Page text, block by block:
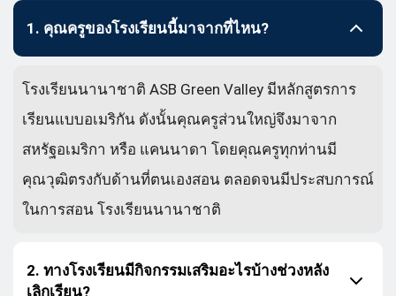
1. คุณครูของโรงเรียนนี้มาจากที่ไหน?
โรงเรียนนานาชาติ ASB Green Valley มีหลักสูตรการ
เรียนแบบอเมริกัน ดังนั้นคุณครูส่วนใหญ่จึงมาจาก
สหรัฐอเมริกา หรือ แคนนาดา โดยคุณครูทุกท่านมี
คุณวุฒิตรงกับด้านที่ตนเองสอน ตลอดจนมีประสบการณ์
ในการสอน โรงเรียนนานาชาติ
2. ทางโรงเรียนมีกิจกรรมเสริมอะไรบ้างช่วงหลัง
เลิกเรียน?